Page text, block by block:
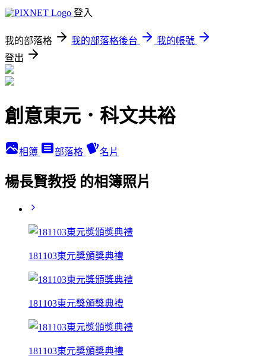
登入
我的部落格 我的部落格後台
我的帳號
登出
創意東元．科文共裕
相簿 部落格 名片
楊長賢教授 的相簿照片
181103東元獎頒獎典禮
181103東元獎頒獎典禮
181103東元獎頒獎典禮